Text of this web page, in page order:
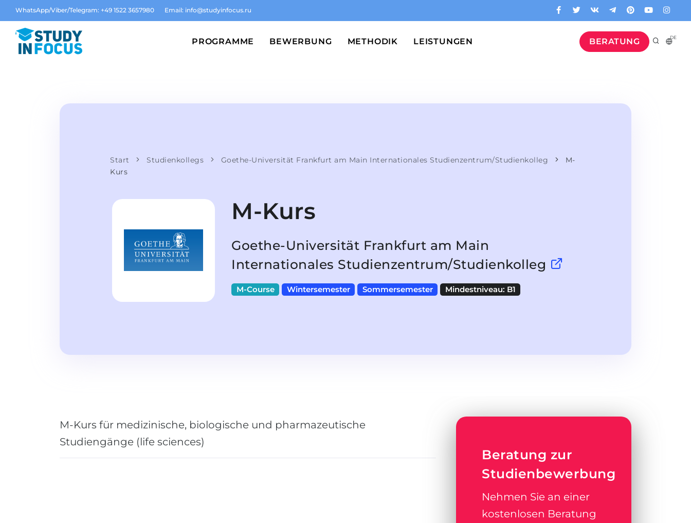
WhatsApp/Viber/Telegram: +49 1522 3657980 Email: info@studyinfocus.ru
BERATUNG DE
PROGRAMME BEWERBUNG METHODIK LEISTUNGEN
Start Studienkollegs Goethe-Universität Frankfurt am Main Internationales Studienzentrum/Studienkolleg
M-
Kurs
M-Kurs
Goethe-Universität Frankfurt am Main
Internationales Studienzentrum/Studienkolleg
M-Course Wintersemester Sommersemester Mindestniveau: B1
M-Kurs für medizinische, biologische und pharmazeutische
Studiengänge (life sciences)
Beratung zur
Studienbewerbung
Nehmen Sie an einer
kostenlosen Beratung